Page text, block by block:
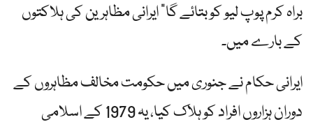
براہ کرم پوپ لیو کو بتائے گا” ایرانی مظاہرین کی ہلاکتوں
کے بارے میں۔
ایرانی حکام نے جنوری میں حکومت مخالف مظاہروں کے
دوران ہزاروں افراد کو ہلاک کیا، یہ 1979 کے اسلامی